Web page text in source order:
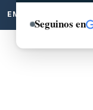
EMPRENDE VERDE
Seguinos en